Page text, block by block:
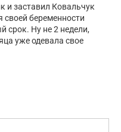
и заставил Ковальчук
своей беременности
срок. Ну не 2 недели,
уже одевала свое